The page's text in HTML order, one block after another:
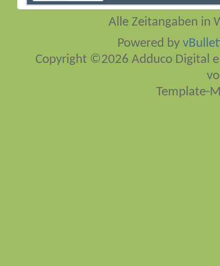
Alle Zeitangaben in
Powered by
Copyright ©2026 Adduco Digital
Template-